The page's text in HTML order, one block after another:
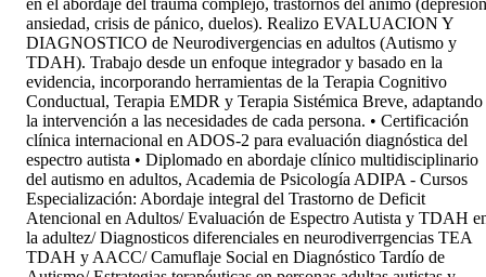
en el abordaje del trauma complejo, trastornos del ánimo
ansiedad, crisis de pánico, duelos). Realizo EVALUACION Y
DIAGNOSTICO de Neurodivergencias en adultos (Autismo y
TDAH). Trabajo desde un enfoque integrador y basado en la
evidencia, incorporando herramientas de la Terapia Cognitivo
Conductual, Terapia EMDR y Terapia Sistémica Breve, adaptando
la intervención a las necesidades de cada persona. • Certificación
clínica internacional en ADOS-2 para evaluación diagnóstica del
espectro autista • Diplomado en abordaje clínico multidisciplinario
del autismo en adultos, Academia de Psicología ADIPA - Cursos
Especialización: Abordaje integral del Trastorno de Deficit
Atencional en Adultos/ Evaluación de Espectro Autista y TDAH
la adultez/ Diagnosticos diferenciales en neurodiverrgencias TEA
TDAH y AACC/ Camuflaje Social en Diagnóstico Tardío de